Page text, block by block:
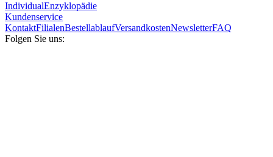
IndividualEnzyklopädie
Kundenservice
KontaktFilialenBestellablaufVersandkostenNewsletterFAQ
Folgen Sie uns: